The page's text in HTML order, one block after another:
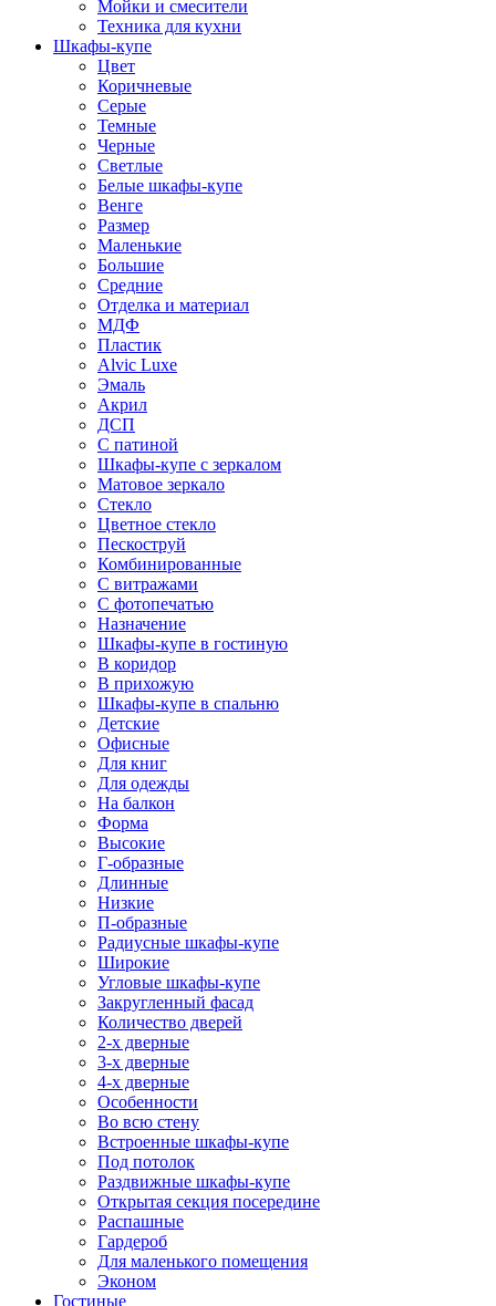
Мойки и смесители
Техника для кухни
Шкафы-купе
Цвет
Коричневые
Серые
Темные
Черные
Светлые
Белые шкафы-купе
Венге
Размер
Маленькие
Большие
Средние
Отделка и материал
МДФ
Пластик
Alvic Luxe
Эмаль
Акрил
ДСП
С патиной
Шкафы-купе с зеркалом
Матовое зеркало
Стекло
Цветное стекло
Пескоструй
Комбинированные
С витражами
С фотопечатью
Назначение
Шкафы-купе в гостиную
В коридор
В прихожую
Шкафы-купе в спальню
Детские
Офисные
Для книг
Для одежды
На балкон
Форма
Высокие
Г-образные
Длинные
Низкие
П-образные
Радиусные шкафы-купе
Широкие
Угловые шкафы-купе
Закругленный фасад
Количество дверей
2-х дверные
3-х дверные
4-х дверные
Особенности
Во всю стену
Встроенные шкафы-купе
Под потолок
Раздвижные шкафы-купе
Открытая секция посередине
Распашные
Гардероб
Для маленького помещения
Эконом
Гостиные